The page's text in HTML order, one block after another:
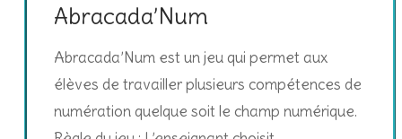
Abracada’Num
Abracada’Num est un jeu qui permet aux
élèves de travailler plusieurs compétences de
numération quelque soit le champ numérique.